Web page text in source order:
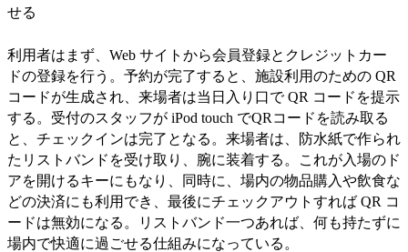
せる
利用者はまず、Web サイトから会員登録とクレジットカー
ドの登録を行う。予約が完了すると、施設利用のための QR
コードが生成され、来場者は当日入り口で QR コードを提示
する。受付のスタッフが iPod touch でQRコードを読み取る
と、チェックインは完了となる。来場者は、防水紙で作られ
たリストバンドを受け取り、腕に装着する。これが入場のド
アを開けるキーにもなり、同時に、場内の物品購入や飲食な
どの決済にも利用でき、最後にチェックアウトすれば QR コ
ードは無効になる。リストバンド一つあれば、何も持たずに
場内で快適に過ごせる仕組みになっている。